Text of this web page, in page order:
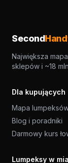
Second
Największa
sklepów i ~18
Dla kupujących
Mapa
Blog i poradniki
Darmowy kurs
Lumpeksy w